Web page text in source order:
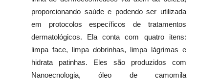
proporcionando saúde e podendo ser utilizada
em protocolos específicos de tratamentos
dermatológicos. Ela conta com quatro itens:
limpa face, limpa dobrinhas, limpa lágrimas e
hidrata patinhas. Eles são produzidos com
Nanoecnologia, óleo de camomila